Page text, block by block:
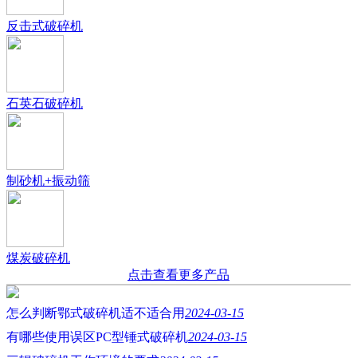
反击式破碎机
石英石破碎机
制砂机+振动筛
煤炭破碎机
点击查看更多产品
怎么判断鄂式破碎机适不适合用2024-03-15
有哪些使用误区PC型锤式破碎机2024-03-15